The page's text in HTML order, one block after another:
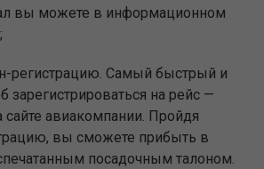
вы можете в информационном
регистрацию. Самый быстрый и
зарегистрироваться на рейс —
сайте авиакомпании. Пройдя
вы сможете прибыть в
посадочным талоном.